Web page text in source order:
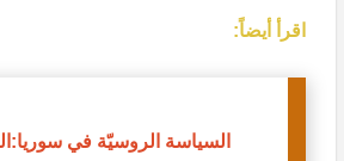
اقرأ أيضاً:
السياسة الروسيّة في